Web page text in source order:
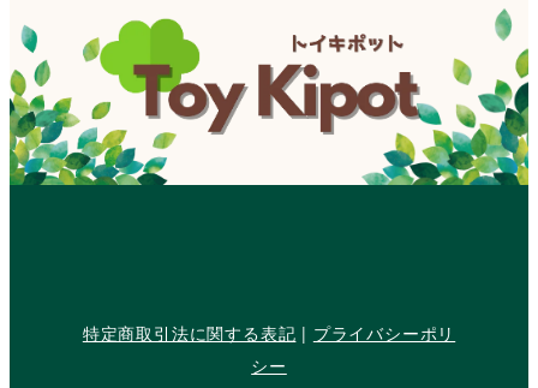
特定商取引法に関する表記 | プライバシーポリ
シー